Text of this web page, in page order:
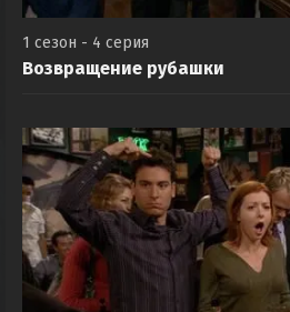
1 сезон - 4 серия
Возвращение рубашки